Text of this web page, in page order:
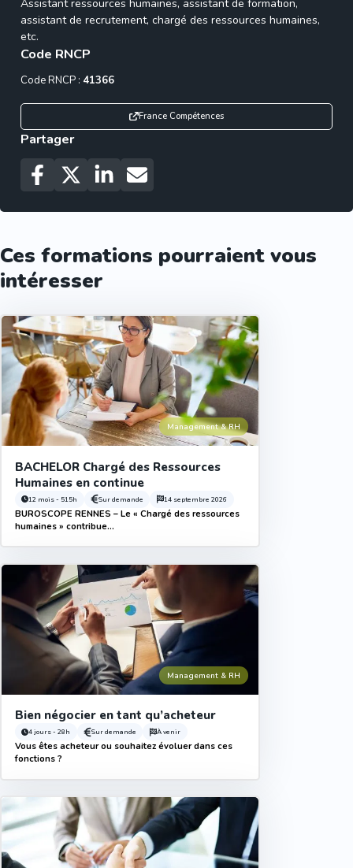
Assistant ressources humaines, assistant de formation,
assistant de recrutement, chargé des ressources humaines,
etc.
Code RNCP
Code RNCP : 41366
France Compétences
Partager
Ces formations pourraient vous
intéresser
Management & RH
BACHELOR Chargé des Ressources
Humaines en continue
12 mois - 515h Sur demande 14 septembre 2026
BUROSCOPE RENNES – Le « Chargé des ressources
humaines » contribue...
Management & RH
Bien négocier en tant qu’acheteur
4 jours - 28h Sur demande À venir
Vous êtes acheteur ou souhaitez évoluer dans ces
fonctions ?